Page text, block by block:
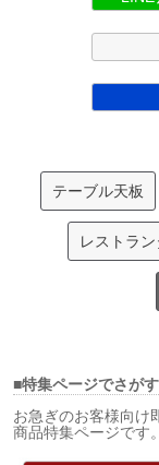
テーブル天板
レストラ
■特集ページでさがす
お急ぎのお客様向け
商品特集ページです。